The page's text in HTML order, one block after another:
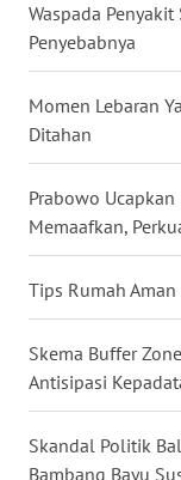
Waspada
Penyebabnya
Momen Lebaran
Ditahan
Prabowo
Memaafkan,
Tips Rumah
Skema Buffer
Antisipasi
Skandal Politik
Bambang Bayu
WN
KALTARA
WN
KALSEL
WN